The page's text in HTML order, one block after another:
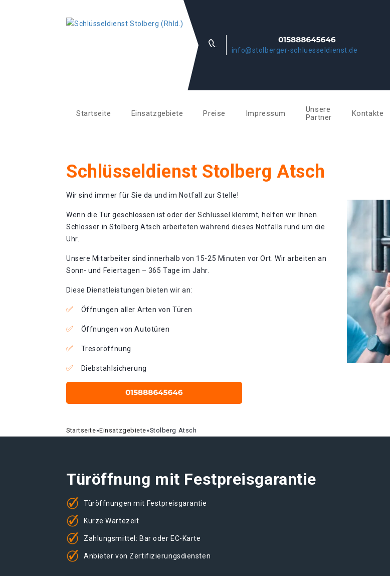
info@stolberger-schluesseldienst.de
Startseite Einsatzgebiete Preise Impressum
Unsere
Partner
Kontakte
Schlüsseldienst Stolberg Atsch
Wir sind immer für Sie da und im Notfall zur Stelle!
Wenn die Tür geschlossen ist oder der Schlüssel klemmt, helfen wir Ihnen.
Schlosser in Stolberg Atsch arbeiteten während dieses Notfalls rund um die
Uhr.
Unsere Mitarbeiter sind innerhalb von 15-25 Minuten vor Ort. Wir arbeiten an
Sonn- und Feiertagen – 365 Tage im Jahr.
Diese Dienstleistungen bieten wir an:
Öffnungen aller Arten von Türen
Öffnungen von Autotüren
Tresoröffnung
Diebstahlsicherung
Startseite»Einsatzgebiete»Stolberg Atsch
Türöffnung mit Festpreisgarantie
Türöffnungen mit Festpreisgarantie
Kurze Wartezeit
Zahlungsmittel: Bar oder EC-Karte
Anbieter von Zertifizierungsdiensten